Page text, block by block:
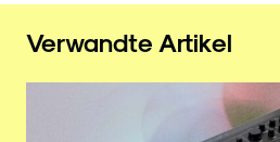
Verwandte Artikel